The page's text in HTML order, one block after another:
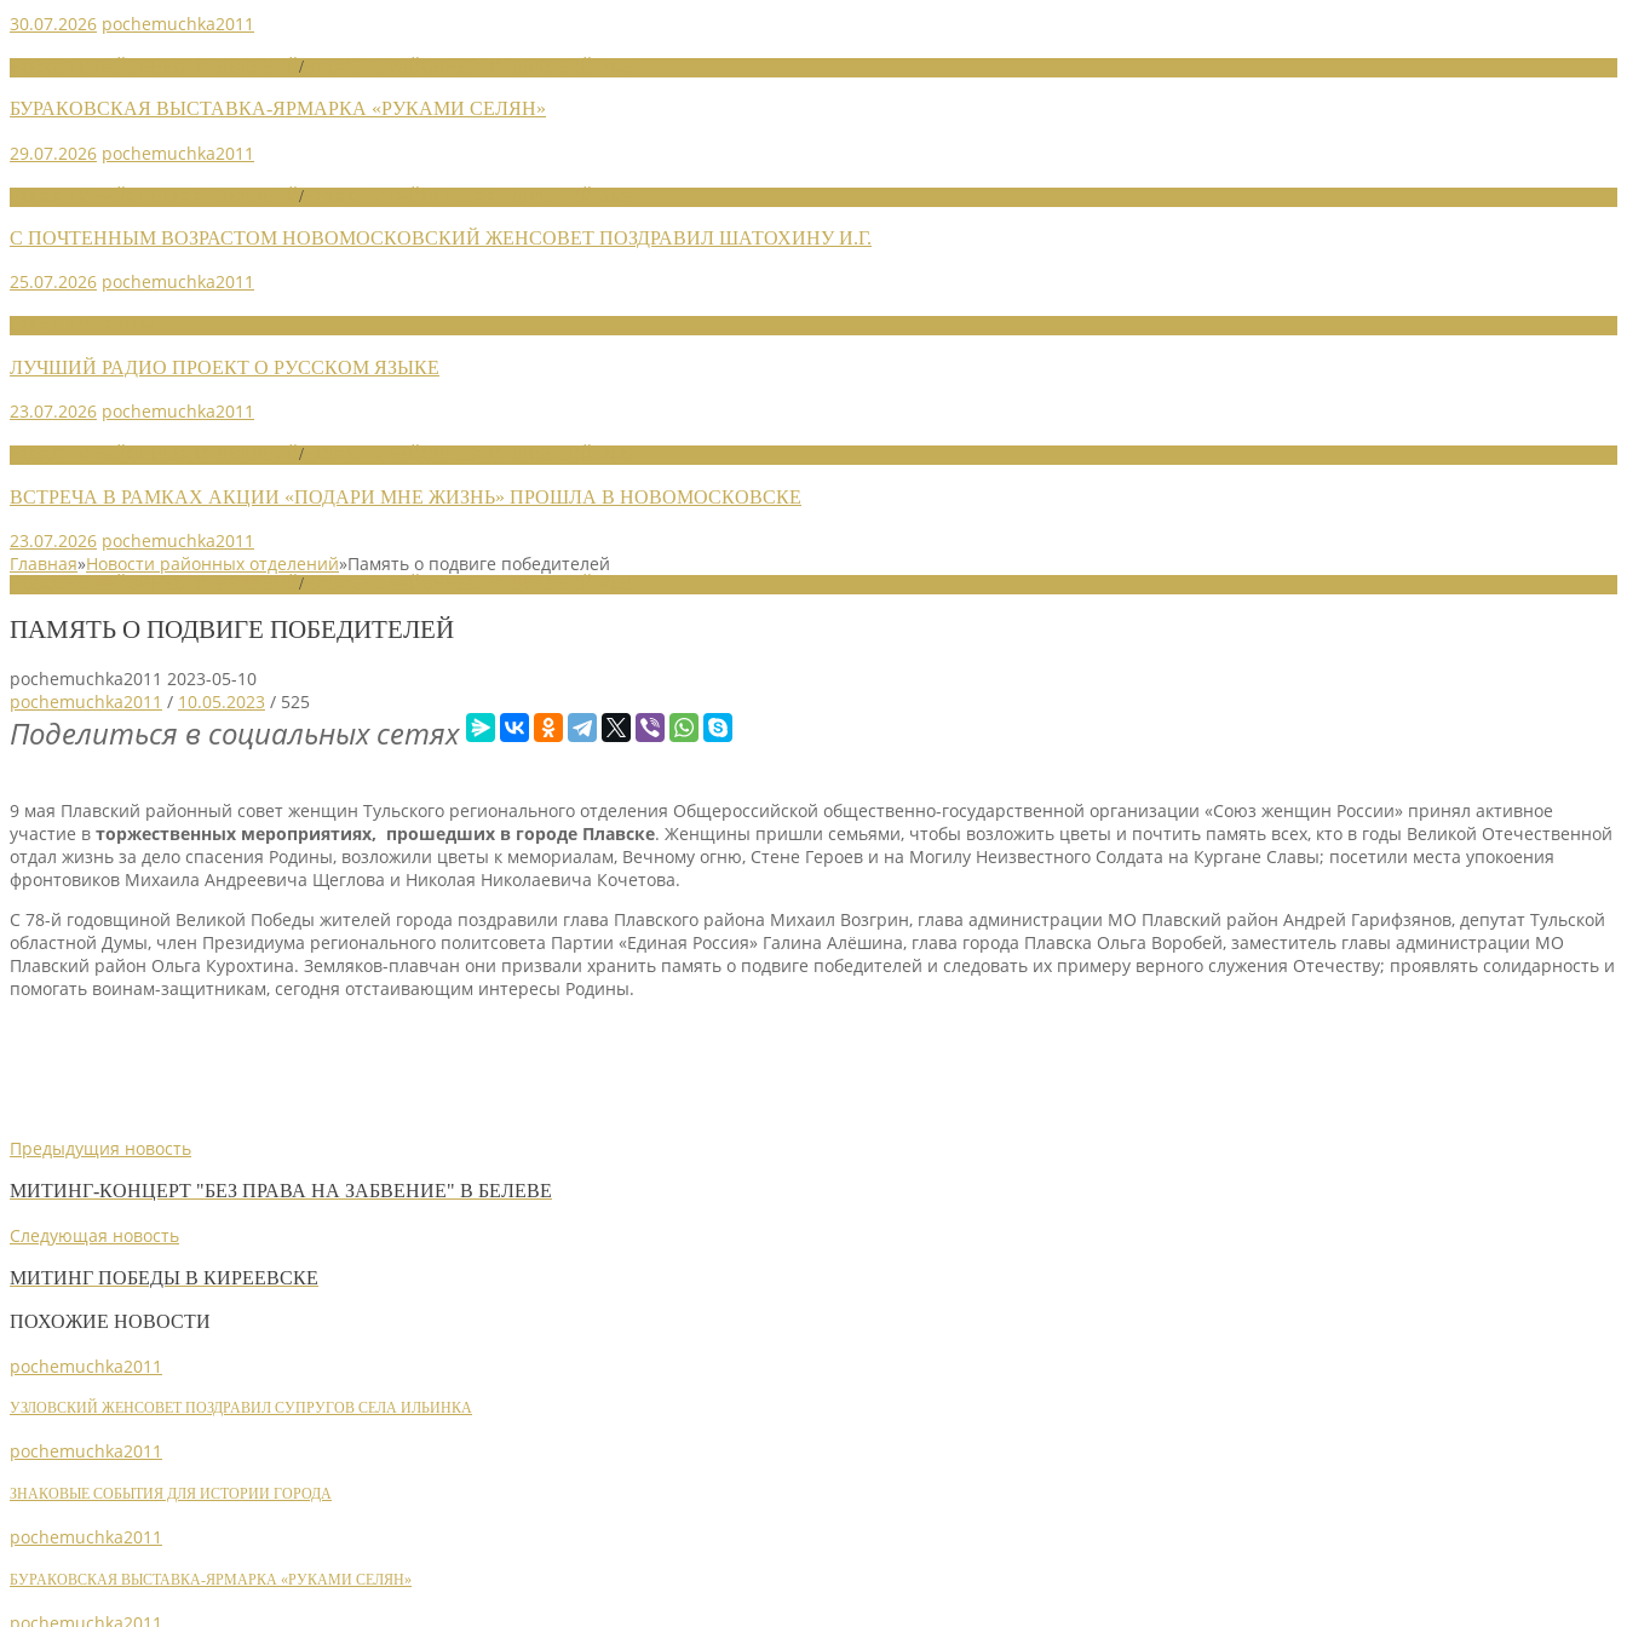
30.07.2026 pochemuchka2011
/
БУРАКОВСКАЯ ВЫСТАВКА-ЯРМАРКА «РУКАМИ СЕЛЯН»
29.07.2026 pochemuchka2011
/
С ПОЧТЕННЫМ ВОЗРАСТОМ НОВОМОСКОВСКИЙ ЖЕНСОВЕТ ПОЗДРАВИЛ ШАТОХИНУ И.Г.
25.07.2026 pochemuchka2011
ЛУЧШИЙ РАДИО ПРОЕКТ О РУССКОМ ЯЗЫКЕ
23.07.2026 pochemuchka2011
/
ВСТРЕЧА В РАМКАХ АКЦИИ «ПОДАРИ МНЕ ЖИЗНЬ» ПРОШЛА В НОВОМОСКОВСКЕ
23.07.2026 pochemuchka2011
Главная»Новости районных отделений»Память о подвиге победителей
/
ПАМЯТЬ О ПОДВИГЕ ПОБЕДИТЕЛЕЙ
pochemuchka2011 2023-05-10
pochemuchka2011 / 10.05.2023 / 525
Поделиться в социальных сетях
9 мая Плавский районный совет женщин Тульского регионального отделения Общероссийской общественно-государственной организации «Союз женщин России» принял активное
участие в торжественных мероприятиях, прошедших в городе Плавске. Женщины пришли семьями, чтобы возложить цветы и почтить память всех, кто в годы Великой Отечественной
отдал жизнь за дело спасения Родины, возложили цветы к мемориалам, Вечному огню, Стене Героев и на Могилу Неизвестного Солдата на Кургане Славы; посетили места упокоения
фронтовиков Михаила Андреевича Щеглова и Николая Николаевича Кочетова.
С 78-й годовщиной Великой Победы жителей города поздравили глава Плавского района Михаил Возгрин, глава администрации МО Плавский район Андрей Гарифзянов, депутат Тульской
областной Думы, член Президиума регионального политсовета Партии «Единая Россия» Галина Алёшина, глава города Плавска Ольга Воробей, заместитель главы администрации МО
Плавский район Ольга Курохтина. Земляков-плавчан они призвали хранить память о подвиге победителей и следовать их примеру верного служения Отечеству; проявлять солидарность и
помогать воинам-защитникам, сегодня отстаивающим интересы Родины.
Предыдущия новость
МИТИНГ-КОНЦЕРТ "БЕЗ ПРАВА НА ЗАБВЕНИЕ" В БЕЛЕВЕ
Следующая новость
МИТИНГ ПОБЕДЫ В КИРЕЕВСКЕ
ПОХОЖИЕ НОВОСТИ
pochemuchka2011
УЗЛОВСКИЙ ЖЕНСОВЕТ ПОЗДРАВИЛ СУПРУГОВ СЕЛА ИЛЬИНКА
pochemuchka2011
ЗНАКОВЫЕ СОБЫТИЯ ДЛЯ ИСТОРИИ ГОРОДА
pochemuchka2011
БУРАКОВСКАЯ ВЫСТАВКА-ЯРМАРКА «РУКАМИ СЕЛЯН»